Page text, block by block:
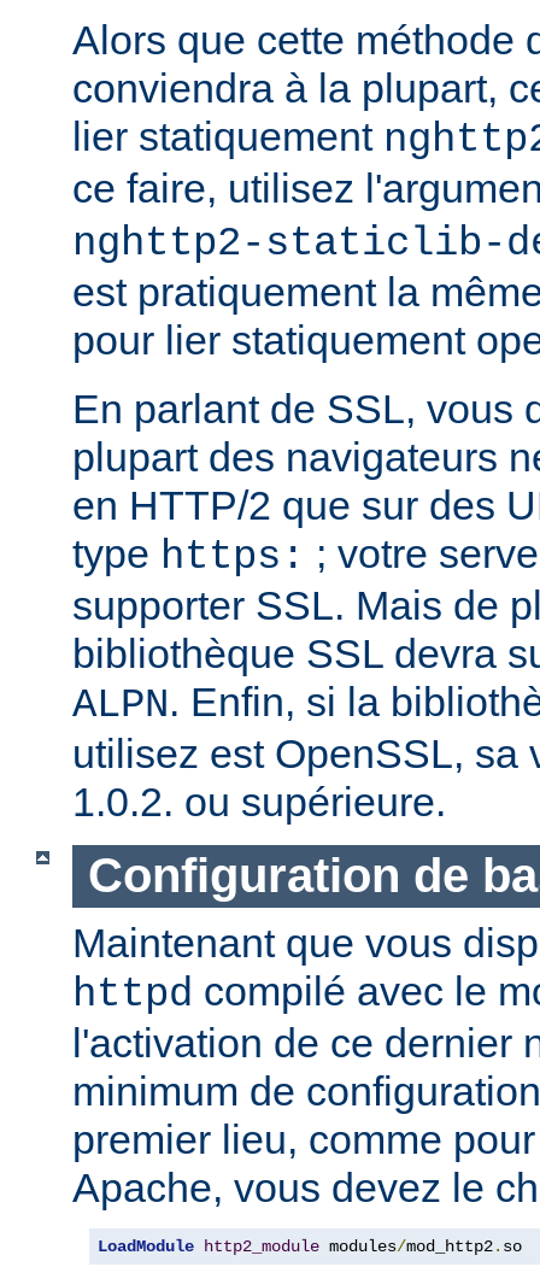
Alors que cette méthode
conviendra à la plupart,
lier statiquement
ce faire, utilisez
nghttp2-staticlib-
est pratiquement la
pour lier statiquement
En parlant de SSL, vous
plupart des navigateurs
en HTTP/2 que sur des
type https: ; votre
supporter SSL. Mais de
bibliothèque SSL devra
ALPN. Enfin, si la
utilisez est OpenSSL, sa
1.0.2. ou supérieure.
Configuration de
Maintenant que vous
httpd compilé avec le
l'activation de ce dernier
minimum de
premier lieu, comme
Apache, vous devez le
LoadModule http2_module modules/mod_http2. so